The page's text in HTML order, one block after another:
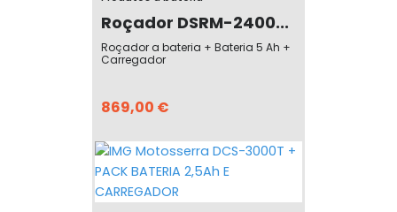
Roçador DSRM-2400...
Roçador a bateria + Bateria 5 Ah +
Carregador
869,00 €